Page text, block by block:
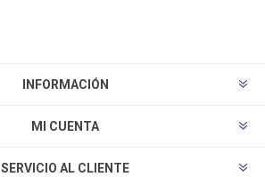
INFORMACIÓN
MI CUENTA
SERVICIO AL CLIENTE